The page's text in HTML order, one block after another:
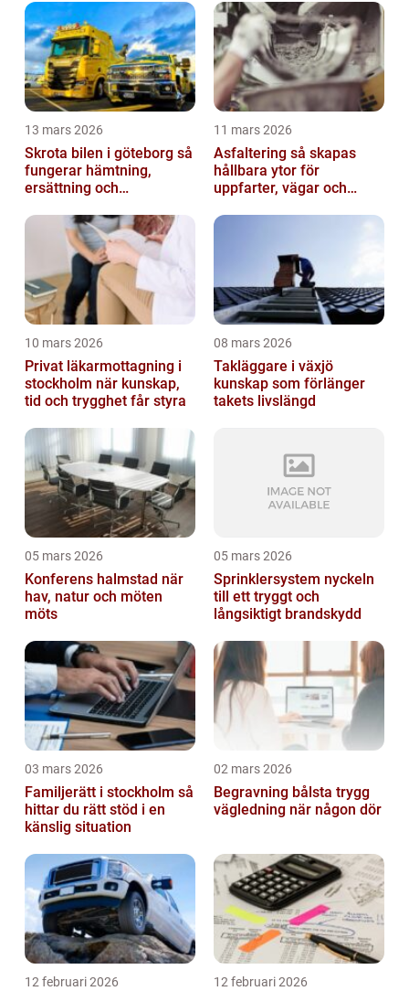
13 mars 2026
Skrota bilen i göteborg så
fungerar hämtning,
ersättning och
11 mars 2026
Asfaltering så skapas
hållbara ytor för
uppfarter, vägar och
10 mars 2026
Privat läkarmottagning i
stockholm när kunskap,
tid och trygghet får styra
08 mars 2026
Takläggare i växjö
kunskap som förlänger
takets livslängd
05 mars 2026
Konferens halmstad när
hav, natur och möten
möts
05 mars 2026
Sprinklersystem nyckeln
till ett tryggt och
långsiktigt brandskydd
03 mars 2026
Familjerätt i stockholm så
hittar du rätt stöd i en
känslig situation
02 mars 2026
Begravning bålsta trygg
vägledning när någon dör
12 februari 2026 12 februari 2026